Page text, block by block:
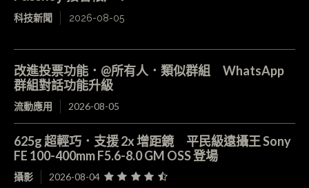
科技新聞 2026-08-05
改進投票功能．@所有人．類似群組 WhatsApp
群組對話功能升級
流動應用 2026-08-05
625g 超輕巧．支援 2x 增距鏡 平民級遠攝王 Sony
FE 100-400mm F5.6-8.0 GM OSS 登場
攝影 2026-08-04